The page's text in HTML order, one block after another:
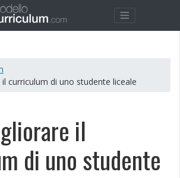
curriculum di uno studente liceale
il
di uno studente